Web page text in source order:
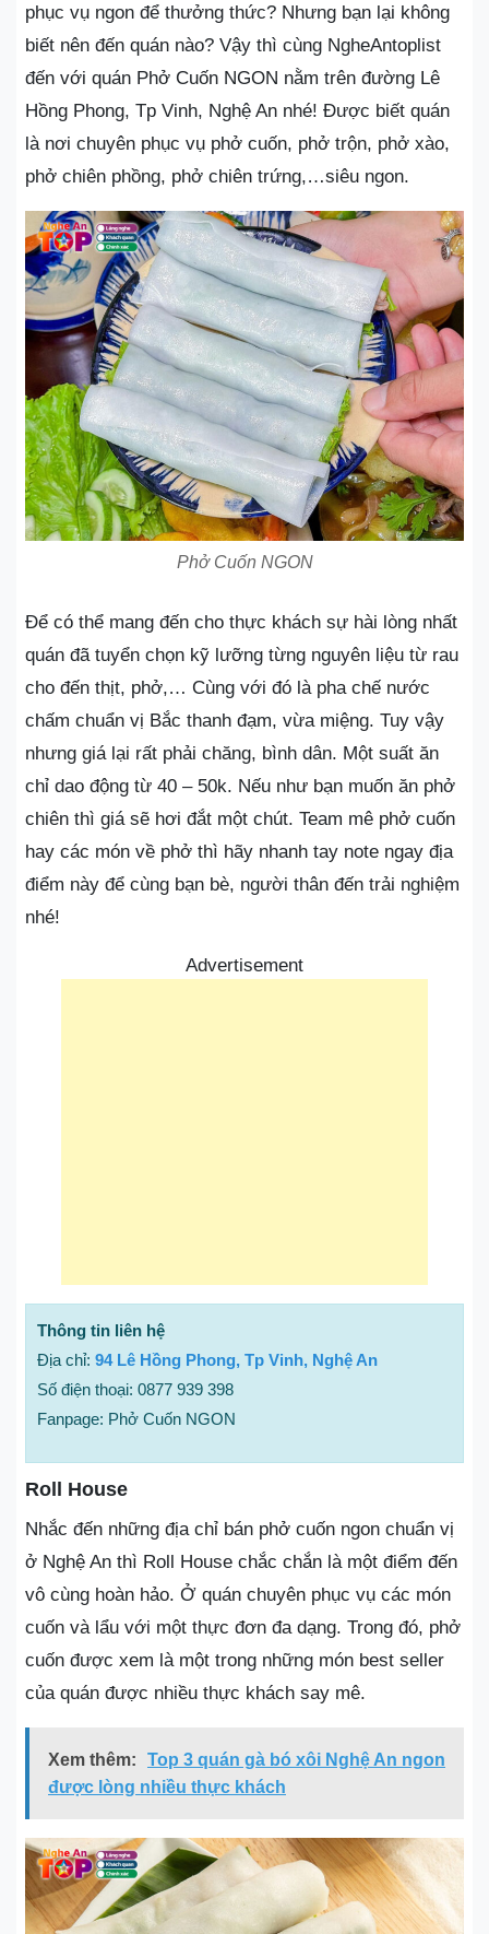
phục vụ ngon để thưởng thức? Nhưng bạn lại không
biết nên đến quán nào? Vậy thì cùng NgheAntoplist
đến với quán Phở Cuốn NGON nằm trên đường Lê
Hồng Phong, Tp Vinh, Nghệ An nhé! Được biết quán
là nơi chuyên phục vụ phở cuốn, phở trộn, phở xào,
phở chiên phồng, phở chiên trứng,…siêu ngon.
Phở Cuốn NGON
Để có thể mang đến cho thực khách sự hài lòng nhất
quán đã tuyển chọn kỹ lưỡng từng nguyên liệu từ rau
cho đến thịt, phở,… Cùng với đó là pha chế nước
chấm chuẩn vị Bắc thanh đạm, vừa miệng. Tuy vậy
nhưng giá lại rất phải chăng, bình dân. Một suất ăn
chỉ dao động từ 40 – 50k. Nếu như bạn muốn ăn phở
chiên thì giá sẽ hơi đắt một chút. Team mê phở cuốn
hay các món về phở thì hãy nhanh tay note ngay địa
điểm này để cùng bạn bè, người thân đến trải nghiệm
nhé!
Advertisement
Thông tin liên hệ
Địa chỉ: 94 Lê Hồng Phong, Tp Vinh, Nghệ An
Số điện thoại: 0877 939 398
Fanpage: Phở Cuốn NGON
Roll House
Nhắc đến những địa chỉ bán phở cuốn ngon chuẩn vị
ở Nghệ An thì Roll House chắc chắn là một điểm đến
vô cùng hoàn hảo. Ở quán chuyên phục vụ các món
cuốn và lẩu với một thực đơn đa dạng. Trong đó, phở
cuốn được xem là một trong những món best seller
của quán được nhiều thực khách say mê.
Xem thêm:
Top 3 quán gà bó xôi Nghệ An ngon
được lòng nhiều thực khách